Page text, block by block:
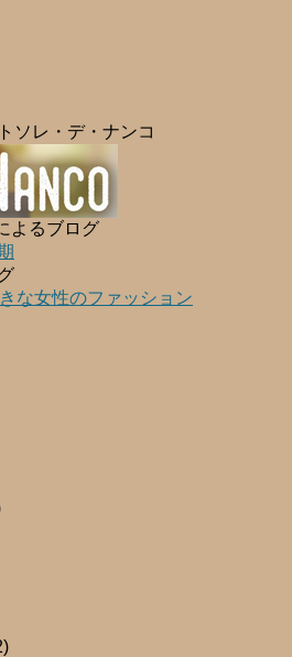
ソレ・デ・ナンコ
よるブログ
な女性のファッション